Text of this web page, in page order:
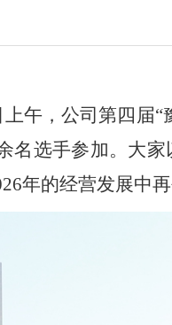
上午，公司第四届“
名选手参加。大
年的经营发展中再